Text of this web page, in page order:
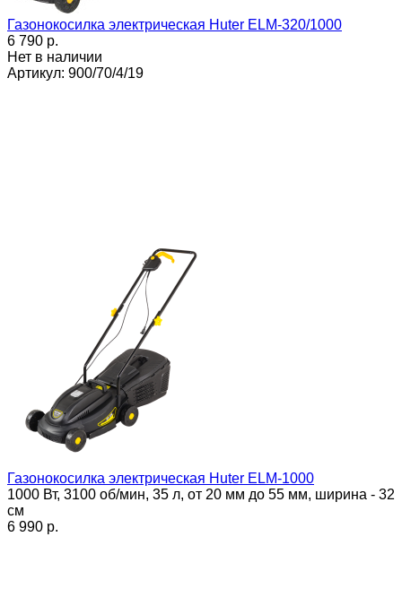
Газонокосилка электрическая Huter ELM-320/1000
6 790 p.
Нет в наличии
Артикул: 900/70/4/19
Газонокосилка электрическая Huter ELM-1000
1000 Вт, 3100 об/мин, 35 л, от 20 мм до 55 мм, ширина - 32
см
6 990 p.